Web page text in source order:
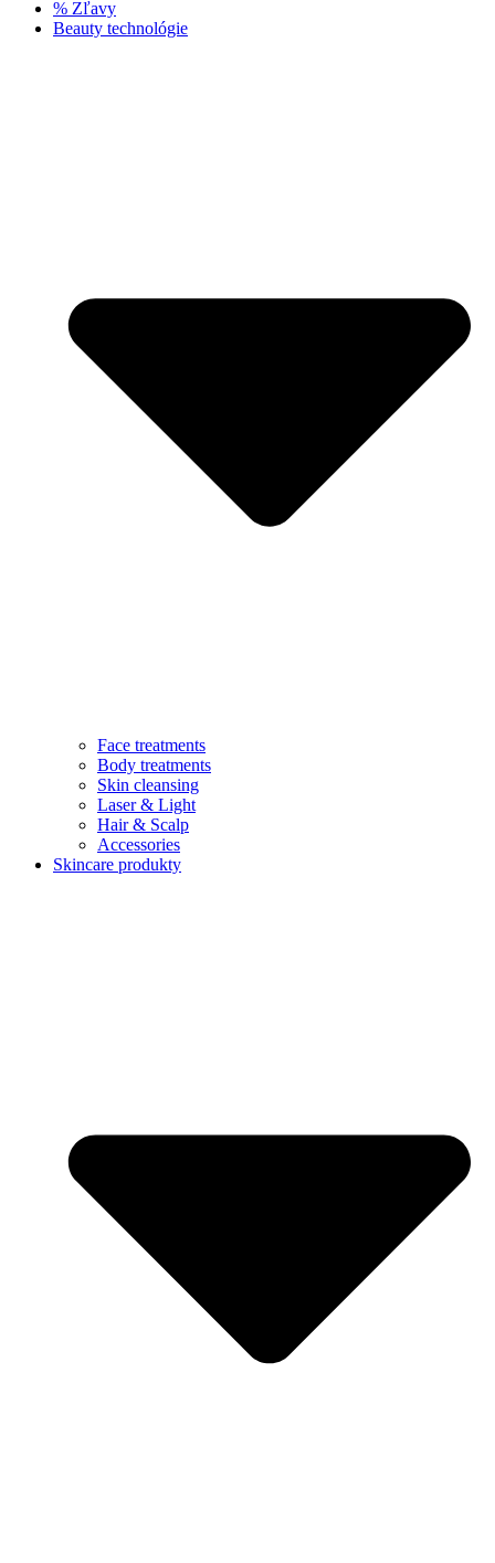
% Zľavy
Beauty technológie
Face treatments
Body treatments
Skin cleansing
Laser & Light
Hair & Scalp
Accessories
Skincare produkty